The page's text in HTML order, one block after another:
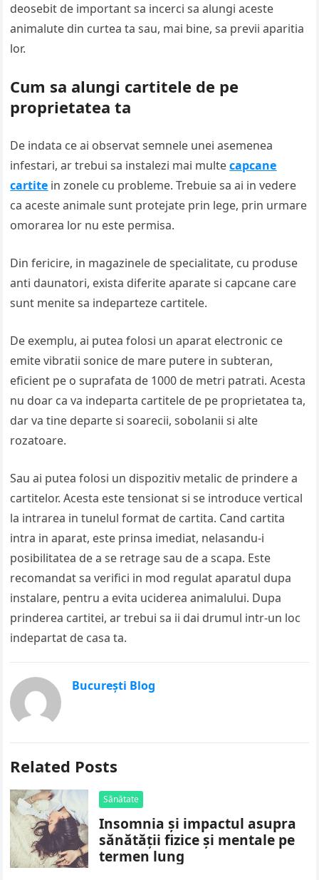
deosebit de important sa incerci sa alungi aceste
animalute din curtea ta sau, mai bine, sa previi aparitia
lor.
​Cum sa alungi cartitele de pe
proprietatea ta
De indata ce ai observat semnele unei asemenea
infestari, ar trebui sa instalezi mai multecapcane
cartite in zonele cu probleme. Trebuie sa ai in vedere
ca aceste animale sunt protejate prin lege, prin urmare
omorarea lor nu este permisa.
Din fericire, in magazinele de specialitate, cu produse
anti daunatori, exista diferite aparate si capcane care
sunt menite sa indeparteze cartitele.
De exemplu, ai putea folosi un aparat electronic ce
emite vibratii sonice de mare putere in subteran,
eficient pe o suprafata de 1000 de metri patrati. Acesta
nu doar ca va indeparta cartitele de pe proprietatea ta,
dar va tine departe si soarecii, sobolanii si alte
rozatoare.
Sau ai putea folosi un dispozitiv metalic de prindere a
cartitelor. Acesta este tensionat si se introduce vertical
la intrarea in tunelul format de cartita. Cand cartita
intra in aparat, este prinsa imediat, nelasandu-i
posibilitatea de a se retrage sau de a scapa. Este
recomandat sa verifici in mod regulat aparatul dupa
instalare, pentru a evita uciderea animalului. Dupa
prinderea cartitei, ar trebui sa ii dai drumul intr-un loc
indepartat de casa ta.
București Blog
Related Posts
Sănătate
Insomnia și impactul asupra
sănătății fizice și mentale pe
termen lung